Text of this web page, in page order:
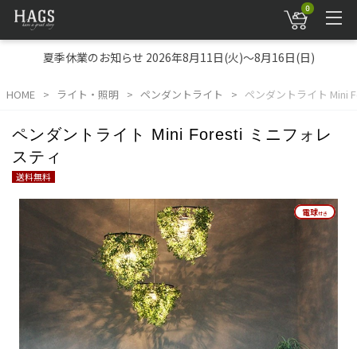
0
夏季休業のお知らせ 2026年8月11日(火)～8月16日(日)
HOME ライト・照明 ペンダントライト ペンダントライト Mini
ペンダントライト Mini Foresti ミニフォレ
スティ
送料無料
電球付き
電球付き